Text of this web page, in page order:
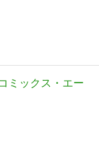
ミックス・エー